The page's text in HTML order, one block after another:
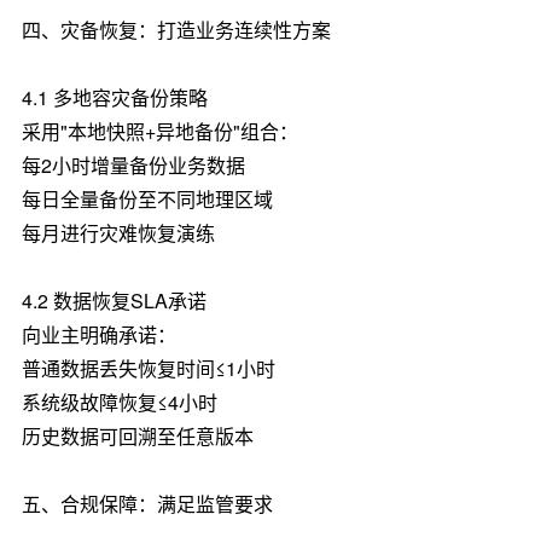
四、灾备恢复：打造业务连续性方案
4.1 多地容灾备份策略
采用"本地快照+异地备份"组合：
每2小时增量备份业务数据
每日全量备份至不同地理区域
每月进行灾难恢复演练
4.2 数据恢复SLA承诺
向业主明确承诺：
普通数据丢失恢复时间≤1小时
系统级故障恢复≤4小时
历史数据可回溯至任意版本
五、合规保障：满足监管要求